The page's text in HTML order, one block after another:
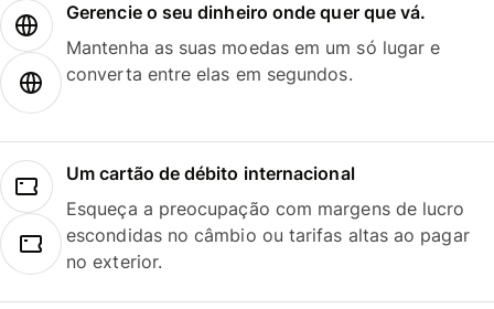
Gerencie o seu dinheiro onde quer que vá.
Mantenha as suas moedas em um só lugar e
converta entre elas em segundos.
Um cartão de débito internacional
Esqueça a preocupação com margens de lucro
escondidas no câmbio ou tarifas altas ao pagar
no exterior.